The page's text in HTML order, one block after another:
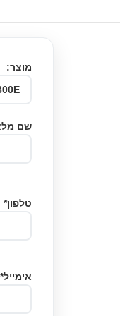
מוצר:
שם
טלפון*
אימייל*